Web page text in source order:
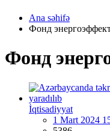
Ana səhifə
Фонд
Фонд
İqtisadiyyat
1 Mart 2024